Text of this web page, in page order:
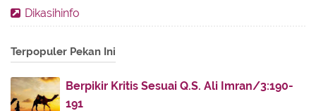
▼ February
Ak...
Bagaimana Cara Agar Backlink Profil Cepat
Dikasihinfo
Terpopuler Pekan Ini
Berpikir Kritis Sesuai Q.S. Ali Imran/3:190-
191